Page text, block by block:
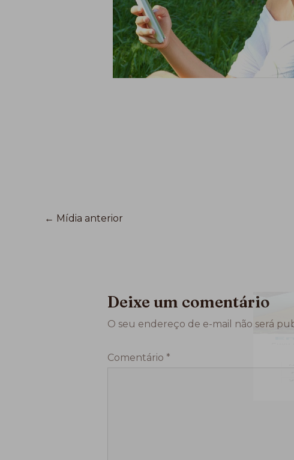
← Mídia anterior
Deixe um comentário
O seu endereço de e-mail não será
Comentário *